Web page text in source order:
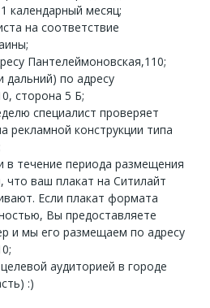
календарный месяц;
на соответствие
Пантелеймоновская,110;
по адресу
сторона 5 Б;
специалист проверяет
рекламной конструкции типа
в течение периода размещения
что ваш плакат на Ситилайт
Если плакат формата
Вы предоставляете
и мы его размещаем по адресу
аудиторией в городе
:)